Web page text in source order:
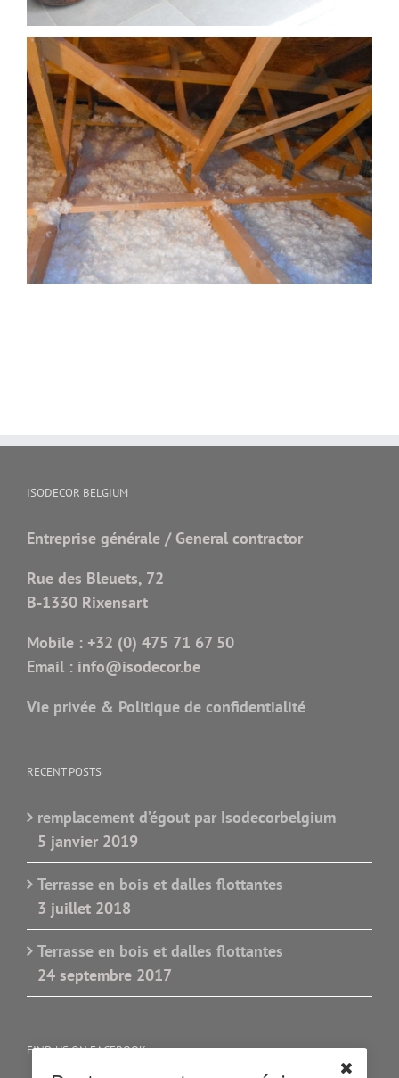
ISODECOR BELGIUM
Entreprise générale / General contractor
Rue des Bleuets, 72
B-1330 Rixensart
Mobile : +32 (0) 475 71 67 50
Email : info@isodecor.be
Vie privée & Politique de confidentialité
RECENT POSTS
remplacement d’égout par Isodecorbelgium
5 janvier 2019
Terrasse en bois et dalles flottantes
3 juillet 2018
Terrasse en bois et dalles flottantes
24 septembre 2017
FIND US ON FACEBOOK